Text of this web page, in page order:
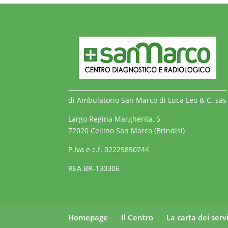
di Ambulatorio San Marco di Luca Leo & C. sas
Largo Regina Margherita, 5
72020 Cellino San Marco (Brindisi)
P.Iva e c.f. 02229850744
REA BR-130306
Homepage Il Centro La carta dei